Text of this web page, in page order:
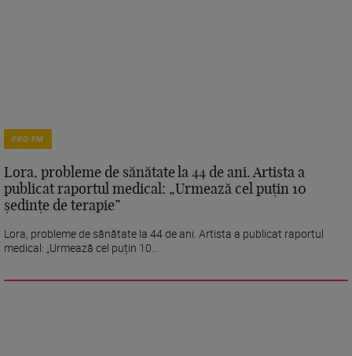
PRO FM
Lora, probleme de sănătate la 44 de ani. Artista a
publicat raportul medical: „Urmează cel puțin 10
ședințe de terapie”
Lora, probleme de sănătate la 44 de ani. Artista a publicat raportul
medical: „Urmează cel puțin 10...